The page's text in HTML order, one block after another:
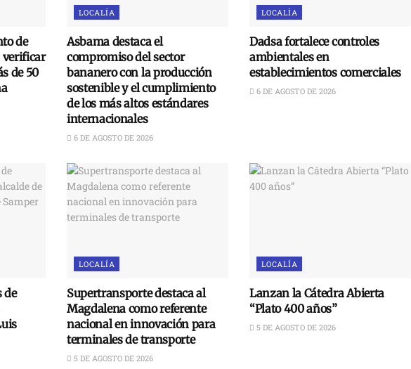
de
verificar
de 50
LOCALÍA
Asbama destaca el
compromiso del sector
bananero con la producción
sostenible y el cumplimiento
de los más altos estándares
internacionales
6 DE AGOSTO DE 2026
LOCALÍA
Dadsa fortalece controles
ambientales en
establecimientos comerciales
6 DE AGOSTO DE 2026
de
LOCALÍA
Supertransporte destaca al
Magdalena como referente
nacional en innovación para
terminales de transporte
5 DE AGOSTO DE 2026
LOCALÍA
Lanzan la Cátedra Abierta
“Plato 400 años”
5 DE AGOSTO DE 2026